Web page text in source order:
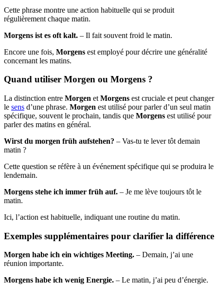
Cette phrase montre une action habituelle qui se produit
régulièrement chaque matin.
Morgens ist es oft kalt. – Il fait souvent froid le matin.
Encore une fois, Morgens est employé pour décrire une généralité
concernant les matins.
Quand utiliser Morgen ou Morgens ?
La distinction entre Morgen et Morgens est cruciale et peut changer
le sens d’une phrase. Morgen est utilisé pour parler d’un seul matin
spécifique, souvent le prochain, tandis que Morgens est utilisé pour
parler des matins en général.
Wirst du morgen früh aufstehen? – Vas-tu te lever tôt demain
matin ?
Cette question se réfère à un événement spécifique qui se produira le
lendemain.
Morgens stehe ich immer früh auf. – Je me lève toujours tôt le
matin.
Ici, l’action est habituelle, indiquant une routine du matin.
Exemples supplémentaires pour clarifier la différence
Morgen habe ich ein wichtiges Meeting. – Demain, j’ai une
réunion importante.
Morgens habe ich wenig Energie. – Le matin, j’ai peu d’énergie.